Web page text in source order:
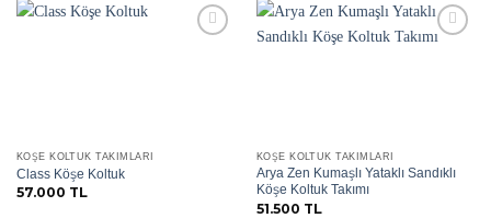
KÖŞE KOLTUK TAKIMLARI
Class Köşe Koltuk
57.000 TL
KÖŞE KOLTUK TAKIMLARI
Arya Zen Kumaşlı Yataklı Sandıklı
Köşe Koltuk Takımı
51.500 TL